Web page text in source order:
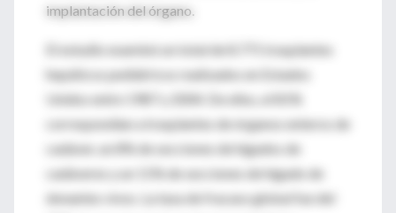
implantación del órgano.
El estudio examinó un total de 8.771 trasplantes
hepáticos pediátricos realizados en Estados
Unidos entre 1987 y 2004. De ellos, el 81%
correspondían a trasplantes de órganos enteros de
cadáver, un 8% de secciones de hígados de
cadáveres y un 11% de secciones de hígado de
donantes vivos. La tasa de fracaso global fue del